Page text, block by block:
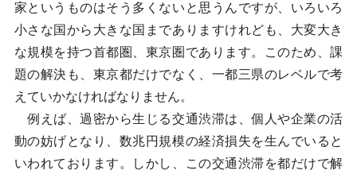
家というものはそう多くないと思うんですが、いろいろ
小さな国から大きな国までありますけれども、大変大き
な規模を持つ首都圏、東京圏であります。このため、課
題の解決も、東京都だけでなく、一都三県のレベルで考
えていかなければなりません。
例えば、過密から生じる交通渋滞は、個人や企業の活
動の妨げとなり、数兆円規模の経済損失を生んでいると
いわれております。しかし、この交通渋滞を都だけで解